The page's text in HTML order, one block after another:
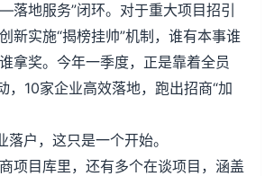
地服务”闭环。对于重大项目招引
新实施“揭榜挂帅”机制，谁有本事谁
拿奖。今年一季度，正是靠着全员
，10家企业高效落地，跑出招商“加
落户，这只是一个开始。
项目库里，还有多个在谈项目，涵盖